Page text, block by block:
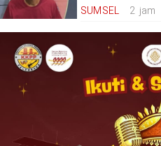
SUMSEL 2 jam